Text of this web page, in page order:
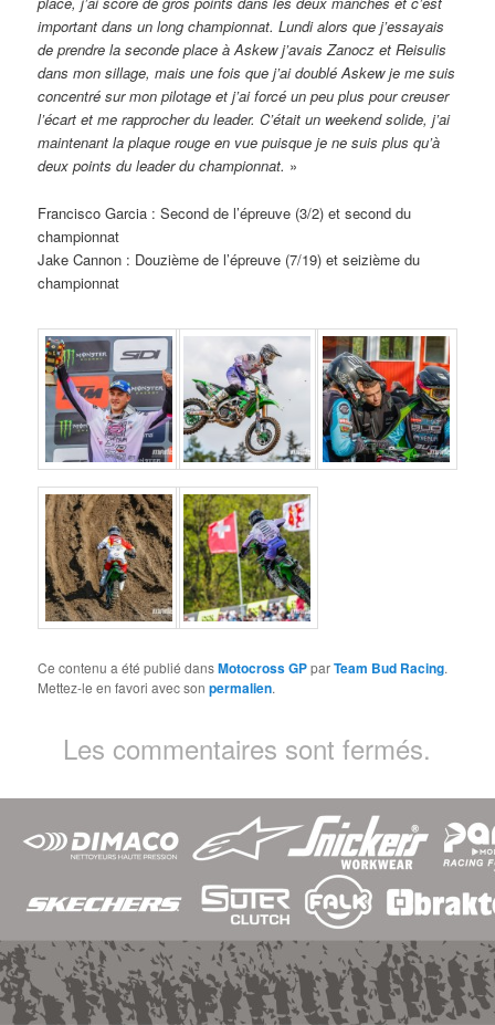
important dans un long championnat. Lundi alors que j’essayais
de prendre la seconde place à Askew j’avais Zanocz et Reisulis
dans mon sillage, mais une fois que j’ai doublé Askew je me suis
concentré sur mon pilotage et j’ai forcé un peu plus pour creuser
l’écart et me rapprocher du leader. C’était un weekend solide, j’ai
maintenant la plaque rouge en vue puisque je ne suis plus qu’à
deux points du leader du championnat. »
Francisco Garcia : Second de l’épreuve (3/2) et second du
championnat
Jake Cannon : Douzième de l’épreuve (7/19) et seizième du
championnat
Ce contenu a été publié dansMotocross GPparTeam Bud Racing.
Mettez-le en favori avec sonpermalien.
Les commentaires sont fermés.